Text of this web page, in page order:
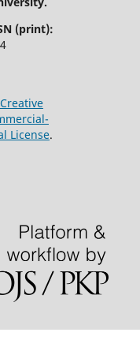
(print):
Creative
License.